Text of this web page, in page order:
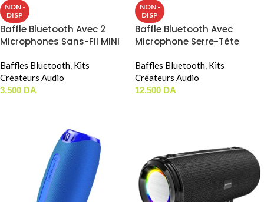
NON -
DISP
Baffle Bluetooth Avec 2
Microphones Sans-Fil MINI
Baffles Bluetooth, Kits
Créateurs Audio
3.500 DA
NON -
DISP
Baffle Bluetooth Avec
Microphone Serre-Tête
Baffles Bluetooth, Kits
Créateurs Audio
12.500 DA